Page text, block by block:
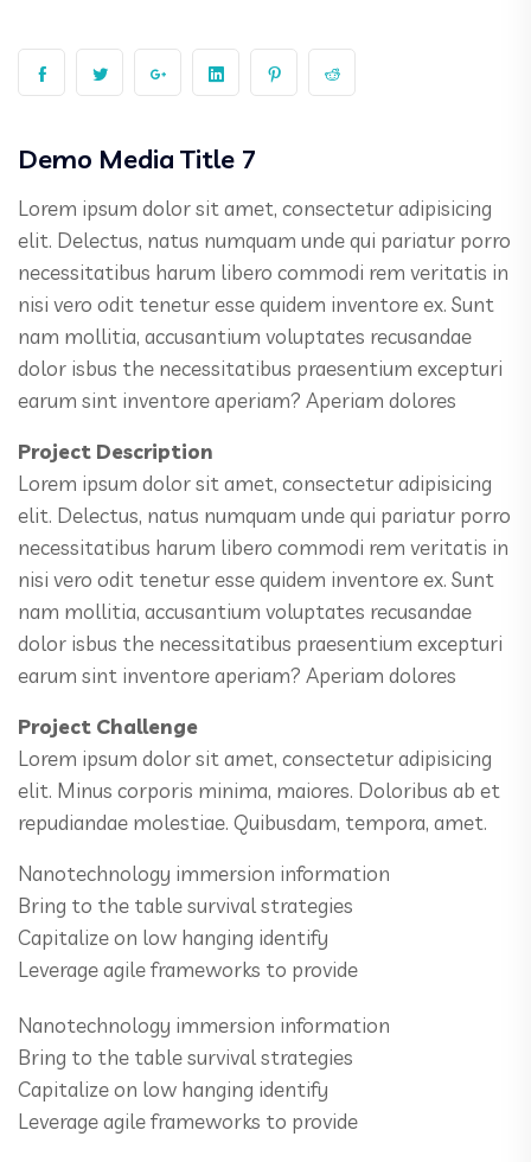
Demo Media Title 7
Lorem ipsum dolor sit amet, consectetur adipisicing
elit. Delectus, natus numquam unde qui pariatur porro
necessitatibus harum libero commodi rem veritatis in
nisi vero odit tenetur esse quidem inventore ex. Sunt
nam mollitia, accusantium voluptates recusandae
dolor isbus the necessitatibus praesentium excepturi
earum sint inventore aperiam? Aperiam dolores
Project Description
Lorem ipsum dolor sit amet, consectetur adipisicing
elit. Delectus, natus numquam unde qui pariatur porro
necessitatibus harum libero commodi rem veritatis in
nisi vero odit tenetur esse quidem inventore ex. Sunt
nam mollitia, accusantium voluptates recusandae
dolor isbus the necessitatibus praesentium excepturi
earum sint inventore aperiam? Aperiam dolores
Project Challenge
Lorem ipsum dolor sit amet, consectetur adipisicing
elit. Minus corporis minima, maiores. Doloribus ab et
repudiandae molestiae. Quibusdam, tempora, amet.
Nanotechnology immersion information
Bring to the table survival strategies
Capitalize on low hanging identify
Leverage agile frameworks to provide
Nanotechnology immersion information
Bring to the table survival strategies
Capitalize on low hanging identify
Leverage agile frameworks to provide